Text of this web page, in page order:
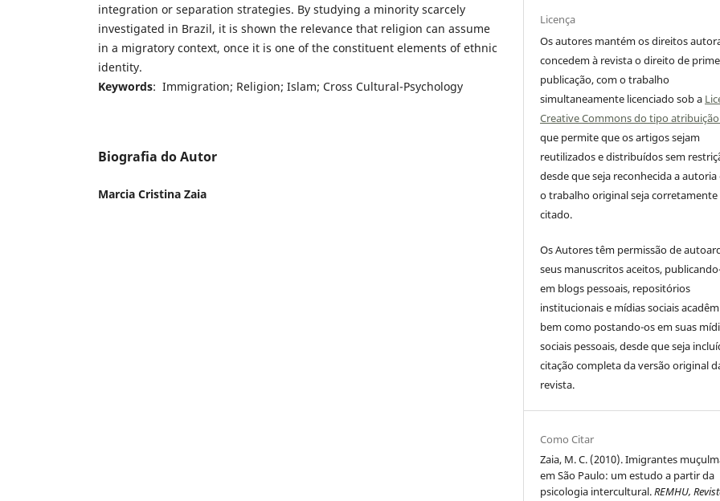
integration or separation strategies. By studying a minority scarcely
investigated in Brazil, it is shown the relevance that religion can assume
in a migratory context, once it is one of the constituent elements of ethnic
identity.
Keywords: Immigration; Religion; Islam; Cross Cultural-Psychology
Biografia do Autor
Marcia Cristina Zaia
Licença
Os autores mantém os direitos
concedem à revista o direito de
publicação, com o trabalho
simultaneamente licenciado sob a
Creative Commons do tipo atribuição
que permite que os artigos sejam
reutilizados e distribuídos sem
desde que seja reconhecida a autoria
o trabalho original seja corretamente
citado.
Os Autores têm permissão de
seus manuscritos aceitos,
em blogs pessoais, repositórios
institucionais e mídias sociais
bem como postando-os em suas
sociais pessoais, desde que seja
citação completa da versão original
revista.
Como Citar
Zaia, M. C. (2010). Imigrantes
em São Paulo: um estudo a partir da
psicologia intercultural.REMHU,